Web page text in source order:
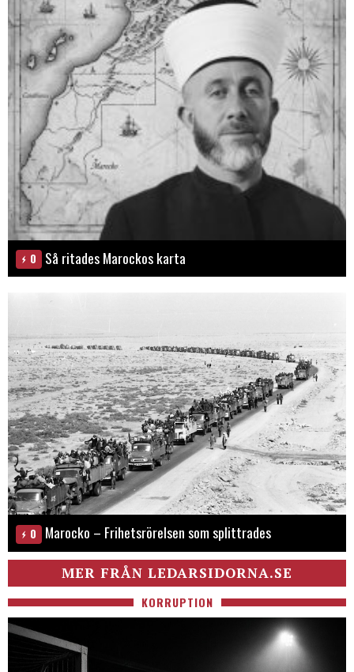
0 Så ritades Marockos karta
0 Marocko – Frihetsrörelsen som splittrades
MER FRÅN LEDARSIDORNA.SE
KORRUPTION